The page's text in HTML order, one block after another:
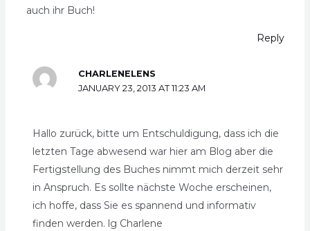
auch ihr Buch!
Reply
CHARLENELENS
JANUARY 23, 2013 AT 11:23 AM
Hallo zurück, bitte um Entschuldigung, dass ich die
letzten Tage abwesend war hier am Blog aber die
Fertigstellung des Buches nimmt mich derzeit sehr
in Anspruch. Es sollte nächste Woche erscheinen,
ich hoffe, dass Sie es spannend und informativ
finden werden. lg Charlene